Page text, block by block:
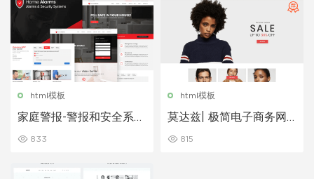
html模板
家庭警报-警报和安全系统
833
html模板
莫达兹| 极简电子商务网
815